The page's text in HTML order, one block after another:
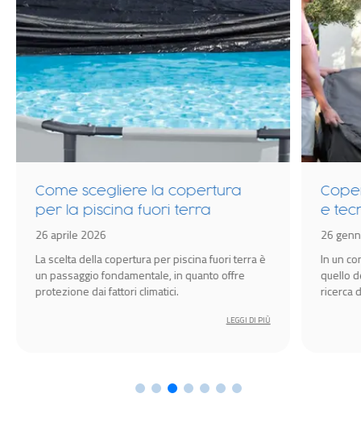
Come scegliere la copertura
per la piscina fuori terra
26 aprile 2026
La scelta della copertura per piscina fuori terra è
un passaggio fondamentale, in quanto offre
protezione dai fattori climatici.
LEGGI DI PIÙ
e
26
In un
quello
ricerca